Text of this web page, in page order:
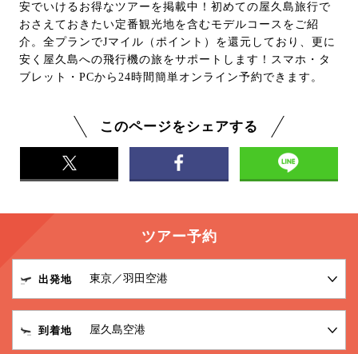
安でいけるお得なツアーを掲載中！初めての屋久島旅行で
おさえておきたい定番観光地を含むモデルコースをご紹
介。全プランでJマイル（ポイント）を還元しており、更に
安く屋久島への飛行機の旅をサポートします！スマホ・タ
ブレット・PCから24時間簡単オンライン予約できます。
このページをシェアする
ツアー予約
出発地
到着地